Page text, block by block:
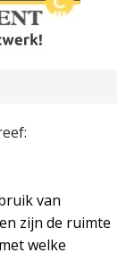
van
zijn de ruimte
welke